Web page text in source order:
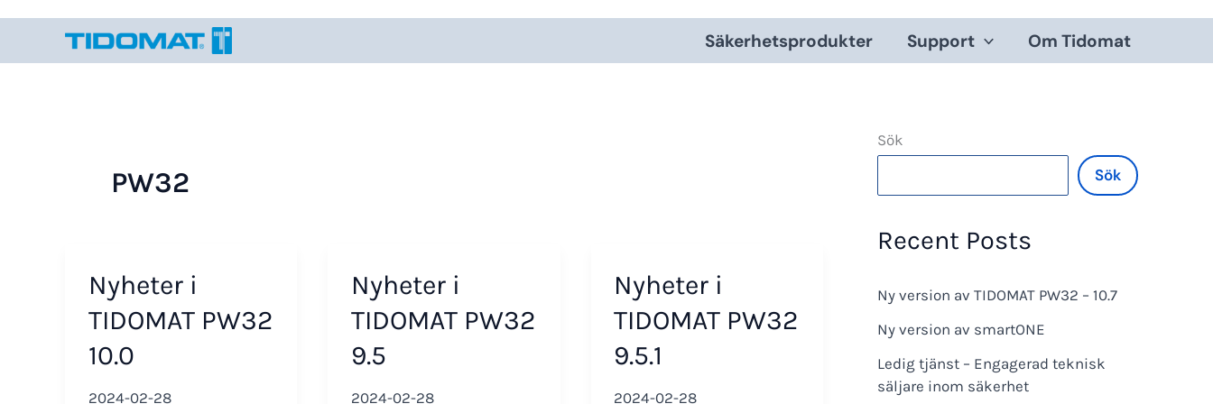
innehåll
Säkerhetsprodukter Support Om Tidomat
PW32
Nyheter i
TIDOMAT PW32
10.0
2024-02-28
Nyheter i
TIDOMAT PW32
9.5
2024-02-28
Nyheter i
TIDOMAT PW32
9.5.1
2024-02-28
Sök
Sök
Recent Posts
Ny version av TIDOMAT PW32 – 10.7
Ny version av smartONE
Ledig tjänst – Engagerad teknisk
säljare inom säkerhet